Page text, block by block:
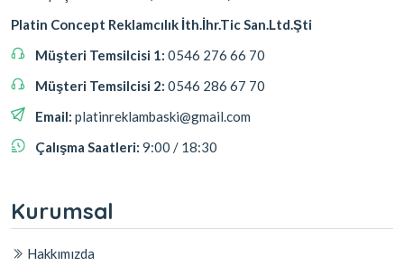
Platin Concept Reklamcılık İth.İhr.Tic San.Ltd.Şti
Müşteri Temsilcisi 1: 0546 276 66 70
Müşteri Temsilcisi 2: 0546 286 67 70
Email: platinreklambaski@gmail.com
Çalışma Saatleri: 9:00 / 18:30
Kurumsal
Hakkımızda